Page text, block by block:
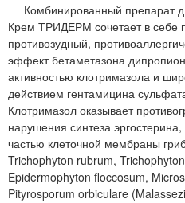
Комбинированный препарат
Крем ТРИДЕРМ сочетает в себе
противозудный,
эффект бетаметазона
активностью клотримазола и
действием гентамицина
Клотримазол оказывает
нарушения синтеза
частью клеточной мембраны
Trichophyton rubrum,
Epidermophyton floccosum,
Pityrosporum orbiculare